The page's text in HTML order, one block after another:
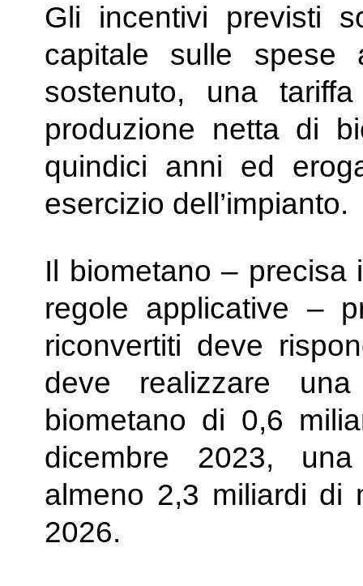
Gli incentivi previsti
capitale sulle spese
sostenuto, una
produzione netta di
quindici anni ed
esercizio dell’impianto.
Il biometano – precisa
regole applicative –
riconvertiti deve
deve realizzare
biometano di 0,6
dicembre 2023,
almeno 2,3 miliardi di
2026.